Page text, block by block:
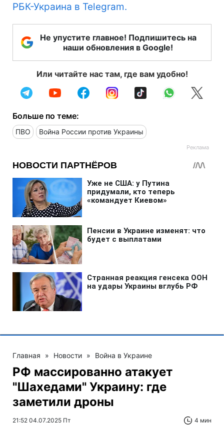
РБК-Украина в Telegram.
Не упустите главное! Подпишитесь на
наши обновления в Google!
Или читайте нас там, где вам удобно!
Больше по теме:
ПВО Война России против Украины
Главная » Новости » Война в Украине
РФ массированно атакует
"Шахедами" Украину: где
заметили дроны
21:52 04.07.2025 Пт 4 мин